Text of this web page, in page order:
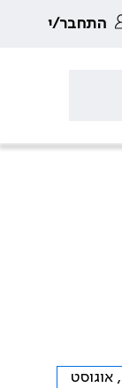
התחבר/י